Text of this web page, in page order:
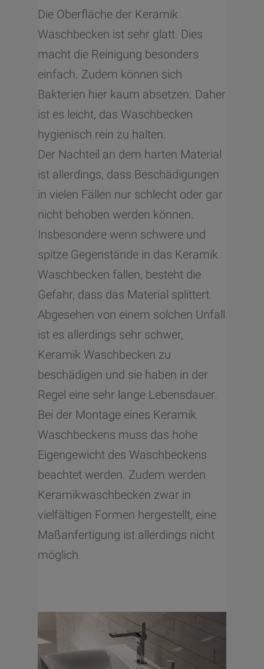
Die Oberfläche der Keramik
Waschbecken ist sehr glatt. Dies
macht die Reinigung besonders
einfach. Zudem können sich
Bakterien hier kaum absetzen. Daher
ist es leicht, das Waschbecken
hygienisch rein zu halten.
Der Nachteil an dem harten Material
ist allerdings, dass Beschädigungen
in vielen Fällen nur schlecht oder gar
nicht behoben werden können.
Insbesondere wenn schwere und
spitze Gegenstände in das Keramik
Waschbecken fallen, besteht die
Gefahr, dass das Material splittert.
Abgesehen von einem solchen Unfall
ist es allerdings sehr schwer,
Keramik Waschbecken zu
beschädigen und sie haben in der
Regel eine sehr lange Lebensdauer.
Bei der Montage eines Keramik
Waschbeckens muss das hohe
Eigengewicht des Waschbeckens
beachtet werden. Zudem werden
Keramikwaschbecken zwar in
vielfältigen Formen hergestellt, eine
Maßanfertigung ist allerdings nicht
möglich.